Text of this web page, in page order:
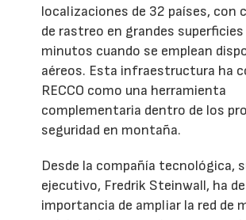
localizaciones de 32 países, con
de rastreo en grandes
minutos cuando se emplean
aéreos. Esta infraestructura ha
RECCO como una herramienta
complementaria dentro de los
seguridad en montaña.
Desde la compañía tecnológica,
ejecutivo, Fredrik Steinwall, ha
importancia de ampliar la red de